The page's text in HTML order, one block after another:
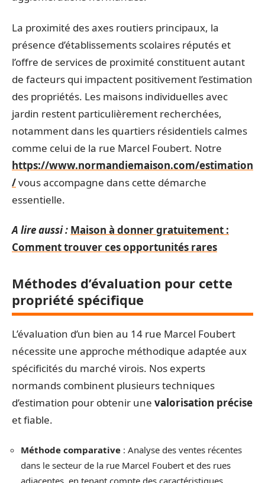
La proximité des axes routiers principaux, la
présence d’établissements scolaires réputés et
l’offre de services de proximité constituent autant
de facteurs qui impactent positivement l’estimation
des propriétés. Les maisons individuelles avec
jardin restent particulièrement recherchées,
notamment dans les quartiers résidentiels calmes
comme celui de la rue Marcel Foubert. Notre
https://www.normandiemaison.com/estimation
/vous accompagne dans cette démarche
essentielle.
A lire aussi : Maison à donner gratuitement :
Comment trouver ces opportunités rares
Méthodes d’évaluation pour cette
propriété spécifique
L’évaluation d’un bien au 14 rue Marcel Foubert
nécessite une approche méthodique adaptée aux
spécificités du marché virois. Nos experts
normands combinent plusieurs techniques
d’estimation pour obtenir une valorisation précise
et fiable.
Méthode comparative : Analyse des ventes récentes
dans le secteur de la rue Marcel Foubert et des rues
adjacentes, en tenant compte des caractéristiques